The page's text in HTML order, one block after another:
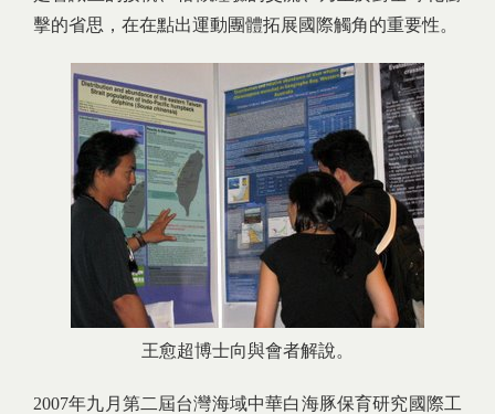
擊的省思，在在點出運動團體拓展國際觸角的重要性。
王愈超博士向與會者解說。
2007年九月第二屆台灣海域中華白海豚保育研究國際工